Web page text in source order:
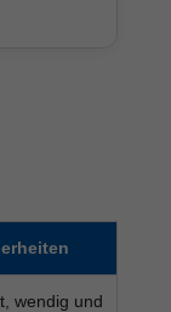
wendig und